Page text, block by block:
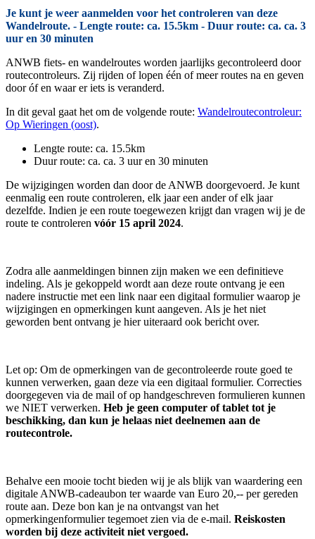
Je kunt je weer aanmelden voor het controleren van deze
Wandelroute. - Lengte route: ca. 15.5km - Duur route: ca. ca. 3
uur en 30 minuten
ANWB fiets- en wandelroutes worden jaarlijks gecontroleerd door
routecontroleurs. Zij rijden of lopen één of meer routes na en geven
door óf en waar er iets is veranderd.
In dit geval gaat het om de volgende route: Wandelroutecontroleur:
Op Wieringen (oost).
Lengte route: ca. 15.5km
Duur route: ca. ca. 3 uur en 30 minuten
De wijzigingen worden dan door de ANWB doorgevoerd. Je kunt
eenmalig een route controleren, elk jaar een ander of elk jaar
dezelfde. Indien je een route toegewezen krijgt dan vragen wij je de
route te controleren vóór 15 april 2024.
Zodra alle aanmeldingen binnen zijn maken we een definitieve
indeling. Als je gekoppeld wordt aan deze route ontvang je een
nadere instructie met een link naar een digitaal formulier waarop je
wijzigingen en opmerkingen kunt aangeven. Als je het niet
geworden bent ontvang je hier uiteraard ook bericht over.
Let op: Om de opmerkingen van de gecontroleerde route goed te
kunnen verwerken, gaan deze via een digitaal formulier. Correcties
doorgegeven via de mail of op handgeschreven formulieren kunnen
we NIET verwerken. Heb je geen computer of tablet tot je
beschikking, dan kun je helaas niet deelnemen aan de
routecontrole.
Behalve een mooie tocht bieden wij je als blijk van waardering een
digitale ANWB-cadeaubon ter waarde van Euro 20,-- per gereden
route aan. Deze bon kan je na ontvangst van het
opmerkingenformulier tegemoet zien via de e-mail. Reiskosten
worden bij deze activiteit niet vergoed.